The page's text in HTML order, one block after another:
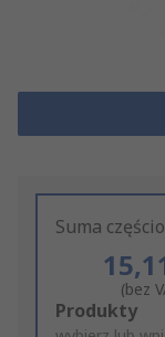
Suma
(bez
Add
Produkty